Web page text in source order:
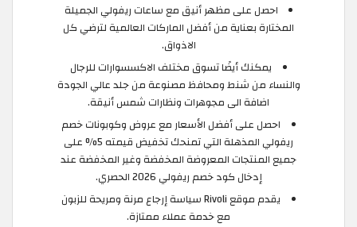
احصل على مظهر أنيق مع ساعات ريفولي الجميلة
المختارة بعناية من أفضل الماركات العالمية لترضي كل
الاذواق.
يمكنك أيضًا تسوق مختلف الاكسسوارات للرجال
والنساء من شنط ومحافظ مصنوعة من جلد عالي الجودة
اضافة الى مجوهرات ونظارات شمس أنيقة.
احصل على أفضل الأسعار مع عروض وكوبونات خصم
ريفولي المذهلة التي تمنحك تخفيض قيمته 5% على
جميع المنتجات المعروضة المخفضة وغير المخفضة عند
إدخال كود خصم ريفولي 2026 الحصري.
يقدم موقع Rivoli سياسة إرجاع مرنة ومريحة للزبون
مع خدمة عملاء ممتازة.